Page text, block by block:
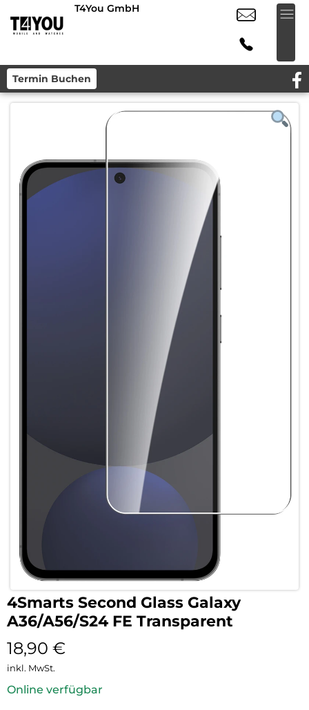
T4You GmbH
Termin Buchen
4Smarts Second Glass Galaxy
A36/A56/S24 FE Transparent
18,90 €
inkl. MwSt.
Online verfügbar